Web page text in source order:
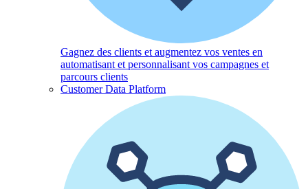
Gagnez des clients et augmentez vos ventes en
automatisant et personnalisant vos campagnes et
parcours clients
Customer Data Platform